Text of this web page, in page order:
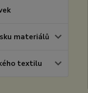
materiálů
textilu